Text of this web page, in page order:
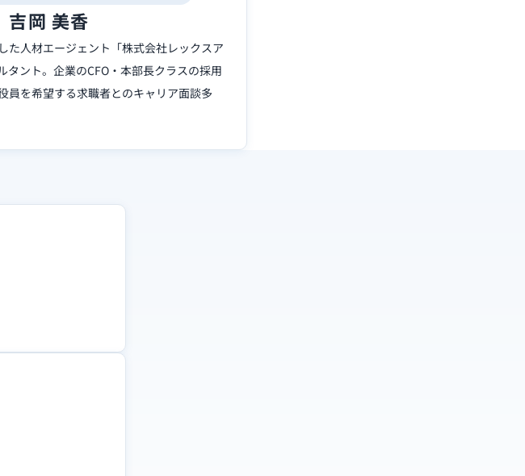
吉岡 美香
た人材エージェント「株式会社レックスア
タント。企業のCFO・本部長クラスの採用
員を希望する求職者とのキャリア面談多